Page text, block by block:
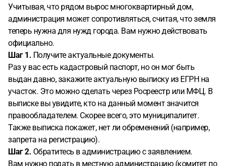
Учитывая, что рядом вырос многоквартирный дом,
администрация может сопротивляться, считая, что земля
теперь нужна для нужд города. Вам нужно действовать
официально.
Шаг 1. Получите актуальные документы.
Раз у вас есть кадастровый паспорт, но он мог быть
выдан давно, закажите актуальную выписку из ЕГРН на
участок. Это можно сделать через Росреестр или МФЦ. В
выписке вы увидите, кто на данный момент значится
правообладателем. Скорее всего, это муниципалитет.
Также выписка покажет, нет ли обременений (например,
запрета на регистрацию).
Шаг 2. Обратитесь в администрацию с заявлением.
Вам нужно подать в местную администрацию (комитет по